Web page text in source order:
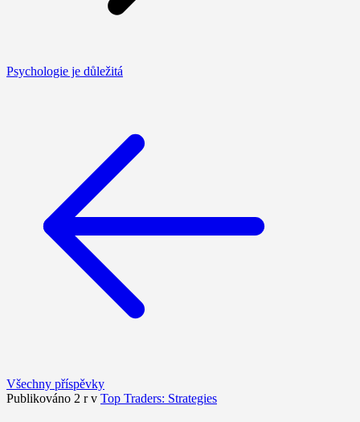
Psychologie je důležitá
Všechny příspěvky
Publikováno 2 r v Top Traders: Strategies